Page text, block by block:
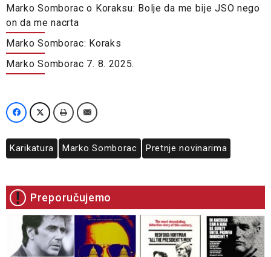
Marko Somborac o Koraksu: Bolje da me bije JSO nego
on da me nacrta
Marko Somborac: Koraks
Marko Somborac 7. 8. 2025.
Karikatura Marko Somborac Pretnje novinarima
Preporučujemo